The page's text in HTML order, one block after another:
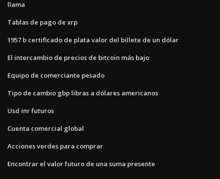
llama
Tablas de pago de xrp
1957 b certificado de plata valor del billete de un dólar
El intercambio de precios de bitcoin más bajo
Equipo de comerciante pesado
Tipo de cambio gbp libras a dólares americanos
Usd inr futuros
Cuenta comercial global
Acciones verdes para comprar
Encontrar el valor futuro de una suma presente